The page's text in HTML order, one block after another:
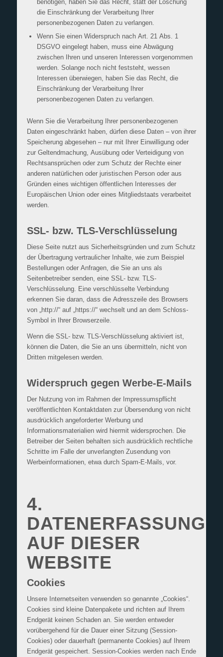
benötigen, haben Sie das Recht, statt der Löschung
die Einschränkung der Verarbeitung Ihrer
personenbezogenen Daten zu verlangen.
Wenn Sie einen Widerspruch nach Art. 21 Abs. 1
DSGVO eingelegt haben, muss eine Abwägung
zwischen Ihren und unseren Interessen vorgenommen
werden. Solange noch nicht feststeht, wessen
Interessen überwiegen, haben Sie das Recht, die
Einschränkung der Verarbeitung Ihrer
personenbezogenen Daten zu verlangen.
Wenn Sie die Verarbeitung Ihrer personenbezogenen
Daten eingeschränkt haben, dürfen diese Daten – von ihrer
Speicherung abgesehen – nur mit Ihrer Einwilligung oder
zur Geltendmachung, Ausübung oder Verteidigung von
Rechtsansprüchen oder zum Schutz der Rechte einer
anderen natürlichen oder juristischen Person oder aus
Gründen eines wichtigen öffentlichen Interesses der
Europäischen Union oder eines Mitgliedstaats verarbeitet
werden.
SSL- bzw. TLS-Verschlüsselung
Diese Seite nutzt aus Sicherheitsgründen und zum Schutz
der Übertragung vertraulicher Inhalte, wie zum Beispiel
Bestellungen oder Anfragen, die Sie an uns als
Seitenbetreiber senden, eine SSL- bzw. TLS-
Verschlüsselung. Eine verschlüsselte Verbindung
erkennen Sie daran, dass die Adresszeile des Browsers
von „http://“ auf „https://“ wechselt und an dem Schloss-
Symbol in Ihrer Browserzeile.
Wenn die SSL- bzw. TLS-Verschlüsselung aktiviert ist,
können die Daten, die Sie an uns übermitteln, nicht von
Dritten mitgelesen werden.
Widerspruch gegen Werbe-E-Mails
Der Nutzung von im Rahmen der Impressumspflicht
veröffentlichten Kontaktdaten zur Übersendung von nicht
ausdrücklich angeforderter Werbung und
Informationsmaterialien wird hiermit widersprochen. Die
Betreiber der Seiten behalten sich ausdrücklich rechtliche
Schritte im Falle der unverlangten Zusendung von
Werbeinformationen, etwa durch Spam-E-Mails, vor.
4.
DATENERFASSUNG
AUF DIESER
WEBSITE
Cookies
Unsere Internetseiten verwenden so genannte „Cookies“.
Cookies sind kleine Datenpakete und richten auf Ihrem
Endgerät keinen Schaden an. Sie werden entweder
vorübergehend für die Dauer einer Sitzung (Session-
Cookies) oder dauerhaft (permanente Cookies) auf Ihrem
Endgerät gespeichert. Session-Cookies werden nach Ende